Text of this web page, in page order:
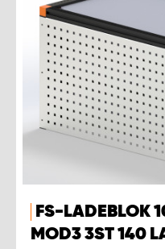
FS-LADEBLOK
MOD3 3ST 140
WORK SYSTEM NIEUWERKERK AAN
WORK SYSTEM OOSTERHOUT
WORK SYSTEM REEUWIJK
WORK SYSTEM SIMPELVELD